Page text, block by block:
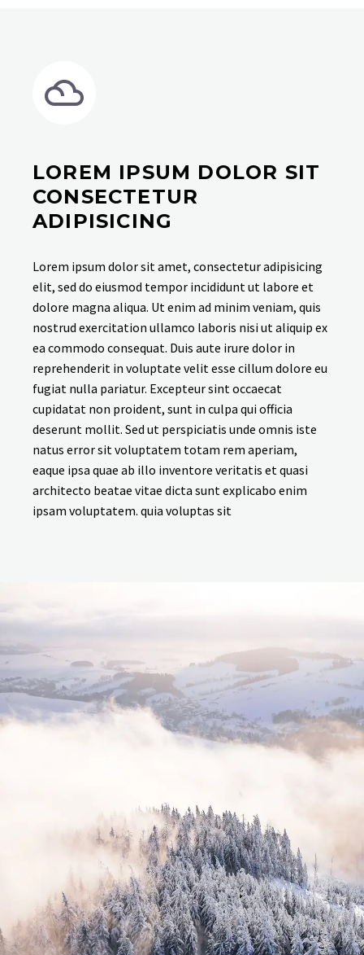
LOREM IPSUM DOLOR SIT
CONSECTETUR
ADIPISICING
Lorem ipsum dolor sit amet, consectetur adipisicing
elit, sed do eiusmod tempor incididunt ut labore et
dolore magna aliqua. Ut enim ad minim veniam, quis
nostrud exercitation ullamco laboris nisi ut aliquip ex
ea commodo consequat. Duis aute irure dolor in
reprehenderit in voluptate velit esse cillum dolore eu
fugiat nulla pariatur. Excepteur sint occaecat
cupidatat non proident, sunt in culpa qui officia
deserunt mollit. Sed ut perspiciatis unde omnis iste
natus error sit voluptatem totam rem aperiam,
eaque ipsa quae ab illo inventore veritatis et quasi
architecto beatae vitae dicta sunt explicabo enim
ipsam voluptatem. quia voluptas sit